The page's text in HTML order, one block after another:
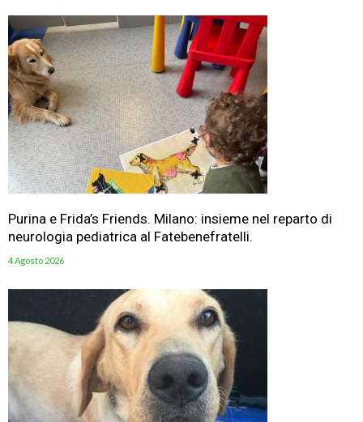
Purina e Frida’s Friends. Milano: insieme nel reparto di
neurologia pediatrica al Fatebenefratelli.
4 Agosto 2026